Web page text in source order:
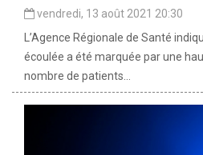
vendredi, 13 août 2021 20:30
L’Agence Régionale de Santé
écoulée a été marquée par une
nombre de patients...